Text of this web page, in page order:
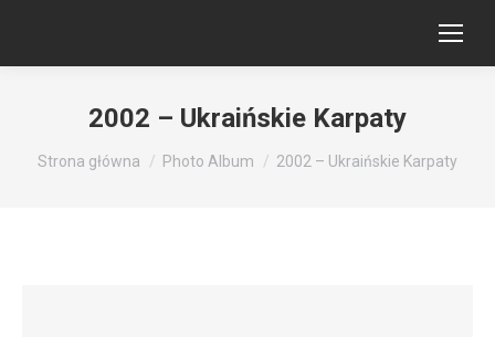
2002 – Ukraińskie Karpaty
Jesteś tutaj:
Strona główna Photo Album 2002 – Ukraińskie Karpaty